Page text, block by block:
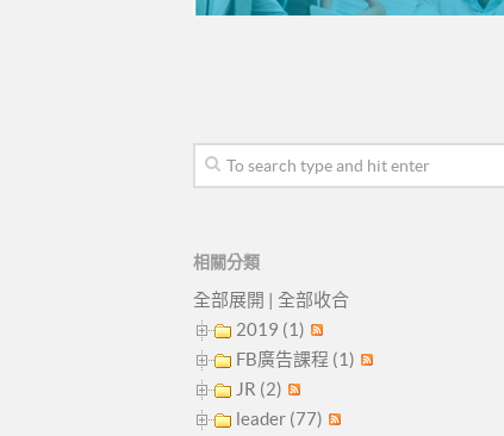
相關分類
全部展開 | 全部收合
2019 (1)
FB廣告課程 (1)
JR (2)
leader (77)